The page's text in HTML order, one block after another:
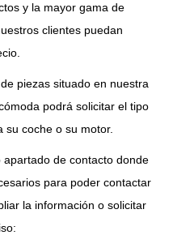
y la mayor gama de
clientes puedan
piezas situado en nuestra
podrá solicitar el tipo
su coche o su motor.
de contacto donde
para poder contactar
la información o solicitar